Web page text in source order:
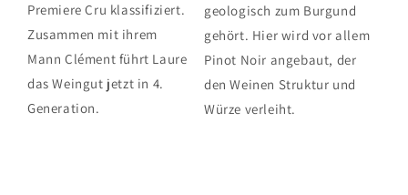
Premiere Cru klassifiziert.
Zusammen mit ihrem
Mann Clément führt Laure
das Weingut jetzt in 4.
Generation.
geologisch zum Burgund
gehört. Hier wird vor allem
Pinot Noir angebaut, der
den Weinen Struktur und
Würze verleiht.